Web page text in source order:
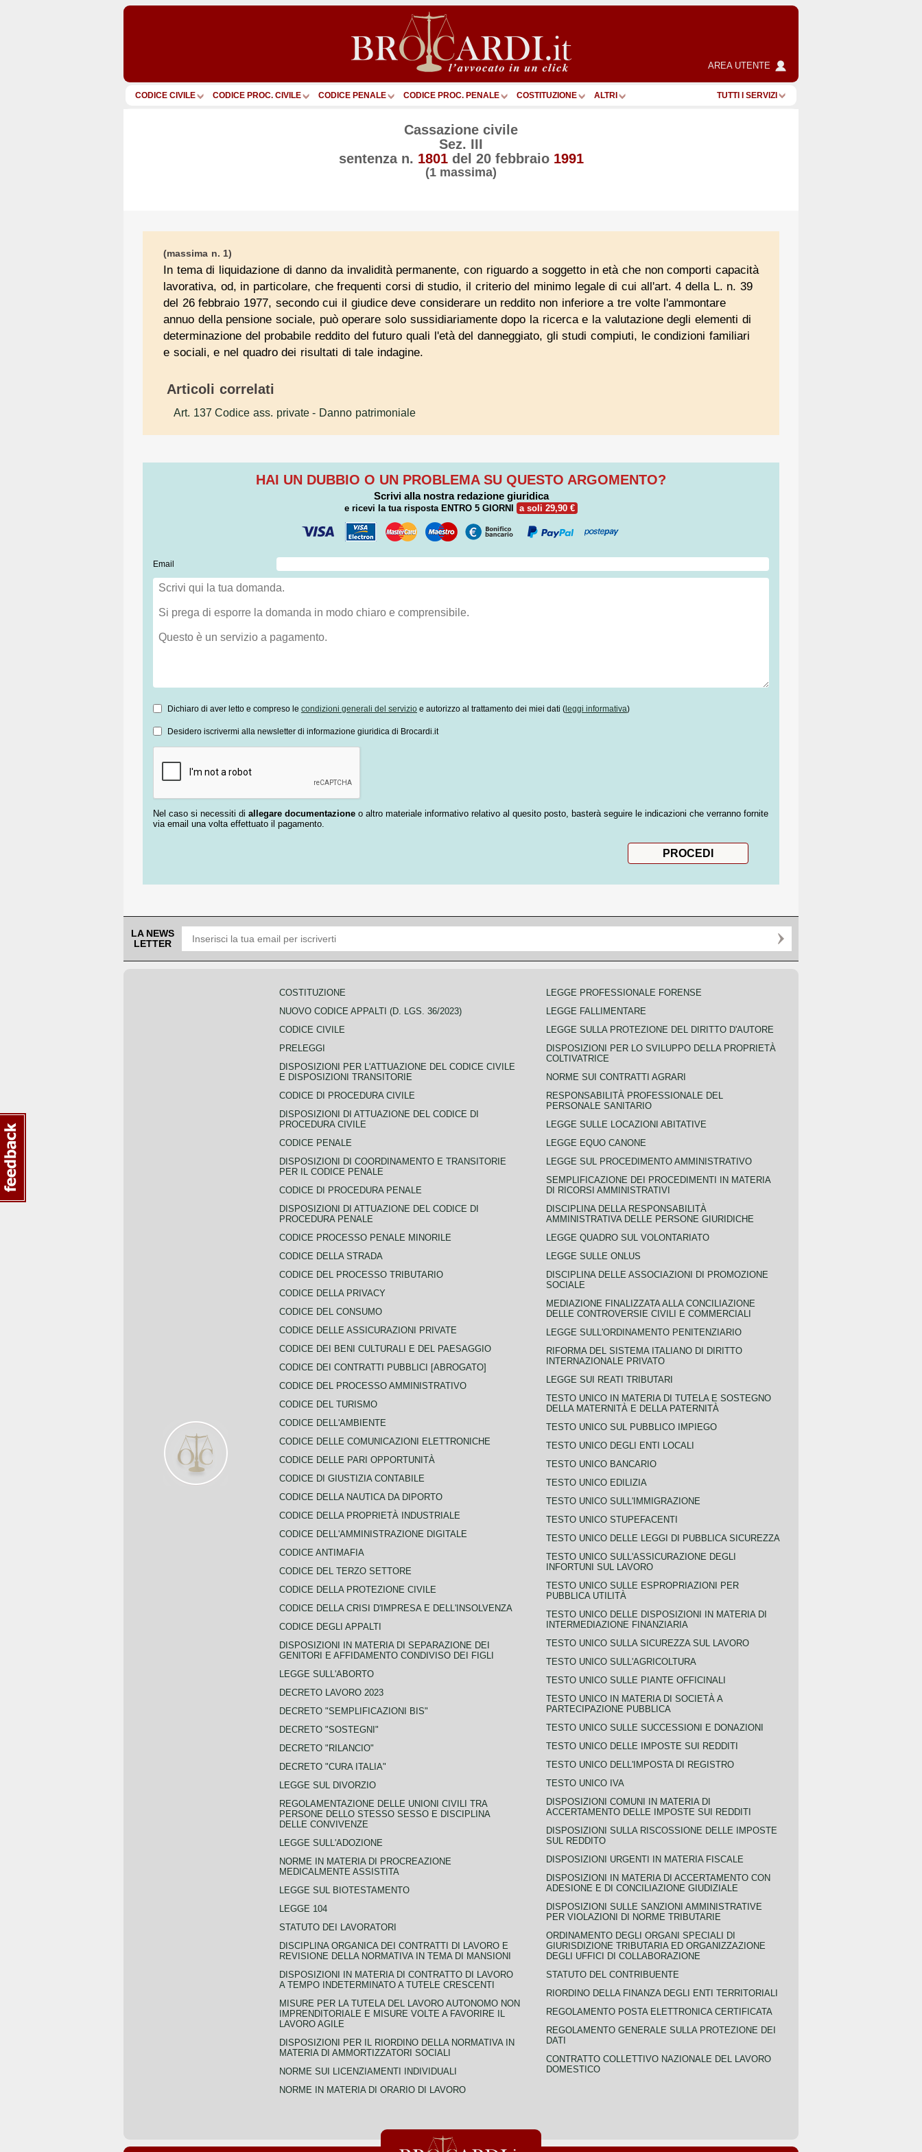
AREA UTENTE
CODICE CIVILE CODICE PROC. CIVILE CODICE PENALE CODICE PROC. PENALE COSTITUZIONE ALTRI TUTTI I SERVIZI
Cassazione civile
Sez. III
sentenza n. 1801 del 20 febbraio 1991
(1 massima)
(massima n. 1)
In tema di liquidazione di danno da invalidità permanente, con riguardo a soggetto in età che non comporti capacità
lavorativa, od, in particolare, che frequenti corsi di studio, il criterio del minimo legale di cui all'art. 4 della L. n. 39
del 26 febbraio 1977, secondo cui il giudice deve considerare un reddito non inferiore a tre volte l'ammontare
annuo della pensione sociale, può operare solo sussidiariamente dopo la ricerca e la valutazione degli elementi di
determinazione del probabile reddito del futuro quali l'età del danneggiato, gli studi compiuti, le condizioni familiari
e sociali, e nel quadro dei risultati di tale indagine.
Articoli correlati
Art. 137 Codice ass. private- Danno patrimoniale
HAI UN DUBBIO O UN PROBLEMA SU QUESTO ARGOMENTO?
Scrivi alla nostra redazione giuridica
e ricevi la tua risposta ENTRO 5 GIORNI a soli 29,90 €
Email
Dichiaro di aver letto e compreso le condizioni generali del servizio e autorizzo al trattamento dei miei dati ( leggi informativa)
Desidero iscrivermi alla newsletter di informazione giuridica di Brocardi.it
Nel caso si necessiti di allegare documentazione o altro materiale informativo relativo al quesito posto, basterà seguire le indicazioni che verranno fornite
via email una volta effettuato il pagamento.
LA NEWS
LETTER
COSTITUZIONE
NUOVO CODICE APPALTI (D. LGS. 36/2023)
CODICE CIVILE
PRELEGGI
DISPOSIZIONI PER L'ATTUAZIONE DEL CODICE CIVILE
E DISPOSIZIONI TRANSITORIE
CODICE DI PROCEDURA CIVILE
DISPOSIZIONI DI ATTUAZIONE DEL CODICE DI
PROCEDURA CIVILE
CODICE PENALE
DISPOSIZIONI DI COORDINAMENTO E TRANSITORIE
PER IL CODICE PENALE
CODICE DI PROCEDURA PENALE
DISPOSIZIONI DI ATTUAZIONE DEL CODICE DI
PROCEDURA PENALE
CODICE PROCESSO PENALE MINORILE
CODICE DELLA STRADA
CODICE DEL PROCESSO TRIBUTARIO
CODICE DELLA PRIVACY
CODICE DEL CONSUMO
CODICE DELLE ASSICURAZIONI PRIVATE
CODICE DEI BENI CULTURALI E DEL PAESAGGIO
CODICE DEI CONTRATTI PUBBLICI [ABROGATO]
CODICE DEL PROCESSO AMMINISTRATIVO
CODICE DEL TURISMO
CODICE DELL'AMBIENTE
CODICE DELLE COMUNICAZIONI ELETTRONICHE
CODICE DELLE PARI OPPORTUNITÀ
CODICE DI GIUSTIZIA CONTABILE
CODICE DELLA NAUTICA DA DIPORTO
CODICE DELLA PROPRIETÀ INDUSTRIALE
CODICE DELL'AMMINISTRAZIONE DIGITALE
CODICE ANTIMAFIA
CODICE DEL TERZO SETTORE
CODICE DELLA PROTEZIONE CIVILE
CODICE DELLA CRISI D'IMPRESA E DELL'INSOLVENZA
CODICE DEGLI APPALTI
DISPOSIZIONI IN MATERIA DI SEPARAZIONE DEI
GENITORI E AFFIDAMENTO CONDIVISO DEI FIGLI
LEGGE SULL'ABORTO
DECRETO LAVORO 2023
DECRETO "SEMPLIFICAZIONI BIS"
DECRETO "SOSTEGNI"
DECRETO "RILANCIO"
DECRETO "CURA ITALIA"
LEGGE SUL DIVORZIO
REGOLAMENTAZIONE DELLE UNIONI CIVILI TRA
PERSONE DELLO STESSO SESSO E DISCIPLINA
DELLE CONVIVENZE
LEGGE SULL'ADOZIONE
NORME IN MATERIA DI PROCREAZIONE
MEDICALMENTE ASSISTITA
LEGGE SUL BIOTESTAMENTO
LEGGE 104
STATUTO DEI LAVORATORI
DISCIPLINA ORGANICA DEI CONTRATTI DI LAVORO E
REVISIONE DELLA NORMATIVA IN TEMA DI MANSIONI
DISPOSIZIONI IN MATERIA DI CONTRATTO DI LAVORO
A TEMPO INDETERMINATO A TUTELE CRESCENTI
MISURE PER LA TUTELA DEL LAVORO AUTONOMO NON
IMPRENDITORIALE E MISURE VOLTE A FAVORIRE IL
LAVORO AGILE
DISPOSIZIONI PER IL RIORDINO DELLA NORMATIVA IN
MATERIA DI AMMORTIZZATORI SOCIALI
NORME SUI LICENZIAMENTI INDIVIDUALI
NORME IN MATERIA DI ORARIO DI LAVORO
LEGGE PROFESSIONALE FORENSE
LEGGE FALLIMENTARE
LEGGE SULLA PROTEZIONE DEL DIRITTO D'AUTORE
DISPOSIZIONI PER LO SVILUPPO DELLA PROPRIETÀ
COLTIVATRICE
NORME SUI CONTRATTI AGRARI
RESPONSABILITÀ PROFESSIONALE DEL
PERSONALE SANITARIO
LEGGE SULLE LOCAZIONI ABITATIVE
LEGGE EQUO CANONE
LEGGE SUL PROCEDIMENTO AMMINISTRATIVO
SEMPLIFICAZIONE DEI PROCEDIMENTI IN MATERIA
DI RICORSI AMMINISTRATIVI
DISCIPLINA DELLA RESPONSABILITÀ
AMMINISTRATIVA DELLE PERSONE GIURIDICHE
LEGGE QUADRO SUL VOLONTARIATO
LEGGE SULLE ONLUS
DISCIPLINA DELLE ASSOCIAZIONI DI PROMOZIONE
SOCIALE
MEDIAZIONE FINALIZZATA ALLA CONCILIAZIONE
DELLE CONTROVERSIE CIVILI E COMMERCIALI
LEGGE SULL'ORDINAMENTO PENITENZIARIO
RIFORMA DEL SISTEMA ITALIANO DI DIRITTO
INTERNAZIONALE PRIVATO
LEGGE SUI REATI TRIBUTARI
TESTO UNICO IN MATERIA DI TUTELA E SOSTEGNO
DELLA MATERNITÀ E DELLA PATERNITÀ
TESTO UNICO SUL PUBBLICO IMPIEGO
TESTO UNICO DEGLI ENTI LOCALI
TESTO UNICO BANCARIO
TESTO UNICO EDILIZIA
TESTO UNICO SULL'IMMIGRAZIONE
TESTO UNICO STUPEFACENTI
TESTO UNICO DELLE LEGGI DI PUBBLICA SICUREZZA
TESTO UNICO SULL'ASSICURAZIONE DEGLI
INFORTUNI SUL LAVORO
TESTO UNICO SULLE ESPROPRIAZIONI PER
PUBBLICA UTILITÀ
TESTO UNICO DELLE DISPOSIZIONI IN MATERIA DI
INTERMEDIAZIONE FINANZIARIA
TESTO UNICO SULLA SICUREZZA SUL LAVORO
TESTO UNICO SULL'AGRICOLTURA
TESTO UNICO SULLE PIANTE OFFICINALI
TESTO UNICO IN MATERIA DI SOCIETÀ A
PARTECIPAZIONE PUBBLICA
TESTO UNICO SULLE SUCCESSIONI E DONAZIONI
TESTO UNICO DELLE IMPOSTE SUI REDDITI
TESTO UNICO DELL'IMPOSTA DI REGISTRO
TESTO UNICO IVA
DISPOSIZIONI COMUNI IN MATERIA DI
ACCERTAMENTO DELLE IMPOSTE SUI REDDITI
DISPOSIZIONI SULLA RISCOSSIONE DELLE IMPOSTE
SUL REDDITO
DISPOSIZIONI URGENTI IN MATERIA FISCALE
DISPOSIZIONI IN MATERIA DI ACCERTAMENTO CON
ADESIONE E DI CONCILIAZIONE GIUDIZIALE
DISPOSIZIONI SULLE SANZIONI AMMINISTRATIVE
PER VIOLAZIONI DI NORME TRIBUTARIE
ORDINAMENTO DEGLI ORGANI SPECIALI DI
GIURISDIZIONE TRIBUTARIA ED ORGANIZZAZIONE
DEGLI UFFICI DI COLLABORAZIONE
STATUTO DEL CONTRIBUENTE
RIORDINO DELLA FINANZA DEGLI ENTI TERRITORIALI
REGOLAMENTO POSTA ELETTRONICA CERTIFICATA
REGOLAMENTO GENERALE SULLA PROTEZIONE DEI
DATI
CONTRATTO COLLETTIVO NAZIONALE DEL LAVORO
DOMESTICO